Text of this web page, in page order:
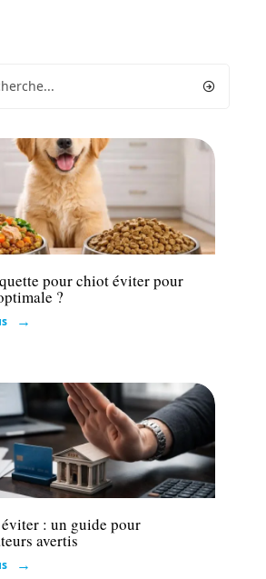
pour chiot éviter pour
?
: un guide pour
avertis